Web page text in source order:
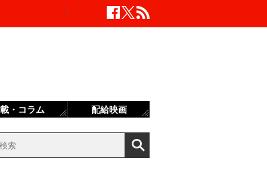
・コラム 配給映画